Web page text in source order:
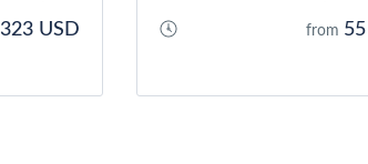
323 USD from